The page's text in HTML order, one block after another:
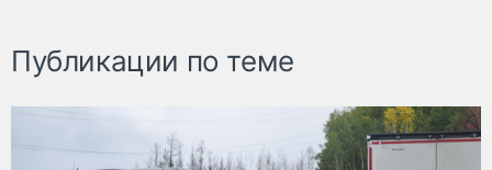
Публикации по теме